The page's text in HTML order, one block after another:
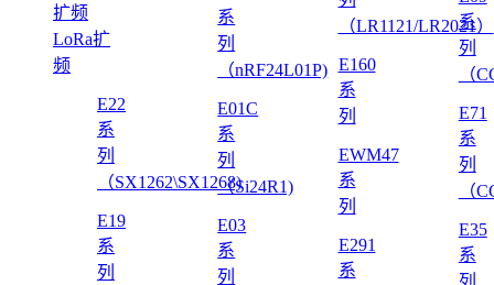
LoRa扩
频
E22
系
列
（SX1262\SX1268)
E19
系
列
系
列
（nRF24L01P)
E01C
系
列
（Si24R1)
E03
系
列
（LR1121/LR2021）
E160
系
列
EWM47
系
列
E291
系
系
列
（
E71
系
列
（
E35
系
列